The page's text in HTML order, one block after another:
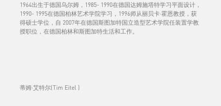
1964出生于德国乌尔姆，1985- 1990在德国达姆施塔特学习平面设计，
1990- 1995在德国柏林艺术学院学习，1996师从丽贝卡·霍恩教授，获
得硕士学位，自 2007年在德国斯图加特国立造型艺术学院任装置学教
授职位，在德国柏林和斯图加特生活和工作。
蒂姆·艾特尔(Tim Eitel )